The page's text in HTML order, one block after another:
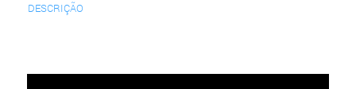
DESCRIÇÃO